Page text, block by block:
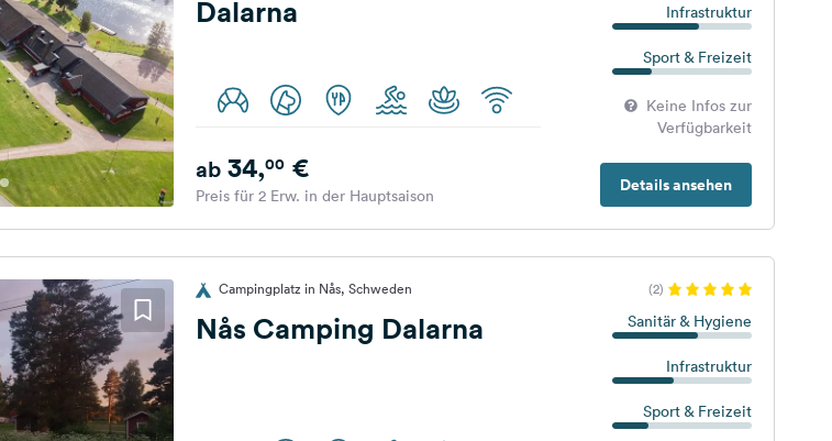
Dalarna
Infrastruktur
Sport & Freizeit
Keine Infos zur
Verfügbarkeit
Details ansehen
ab34,00€
Preis für 2 Erw. in der Hauptsaison
Campingplatz in Nås, Schweden (2)
Nås Camping Dalarna Sanitär & Hygiene
Infrastruktur
Sport & Freizeit